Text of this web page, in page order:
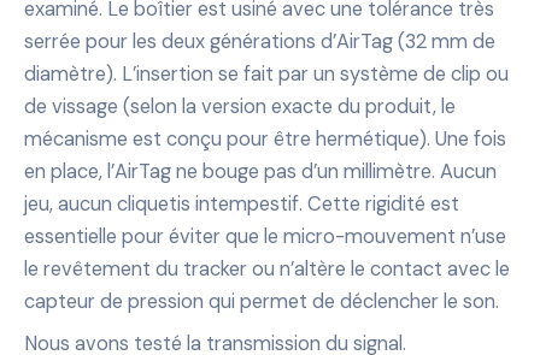
examiné. Le boîtier est usiné avec une tolérance très
serrée pour les deux générations d’AirTag (32 mm de
diamètre). L’insertion se fait par un système de clip ou
de vissage (selon la version exacte du produit, le
mécanisme est conçu pour être hermétique). Une fois
en place, l’AirTag ne bouge pas d’un millimètre. Aucun
jeu, aucun cliquetis intempestif. Cette rigidité est
essentielle pour éviter que le micro-mouvement n’use
le revêtement du tracker ou n’altère le contact avec le
capteur de pression qui permet de déclencher le son.
Nous avons testé la transmission du signal.